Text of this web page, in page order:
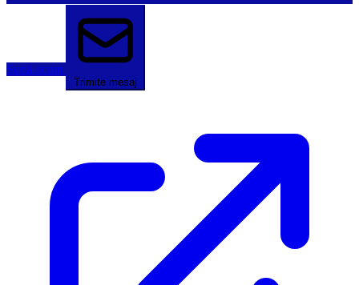
Sună acum
Trimite mesaj